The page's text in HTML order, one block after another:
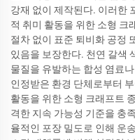
강재 없이 제작된다. 이러한
적 취미 활동을 위한 소형 크
절차 없이 표준 퇴비화 공정
있음을 보장한다. 천연 갈색
물질을 유발하는 합성 염료
인정받은 환경 단체로부터
활동을 위한 소형 크래프트
격한 지속 가능성 기준을 충
율적인 포장 밀도로 인해 운